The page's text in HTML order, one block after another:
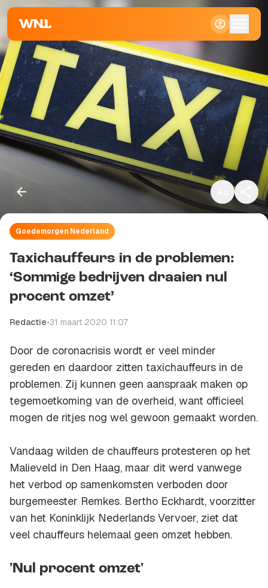
Klein
Standaard
Groot
Goedemorgen Nederland
Taxichauffeurs in de problemen:
‘Sommige bedrijven draaien nul
procent omzet’
Redactie•31 maart 2020 11:07
Door de coronacrisis wordt er veel minder
gereden en daardoor zitten taxichauffeurs in de
problemen. Zij kunnen geen aanspraak maken op
tegemoetkoming van de overheid, want officieel
mogen de ritjes nog wel gewoon gemaakt worden.
Vandaag wilden de chauffeurs protesteren op het
Malieveld in Den Haag, maar dit werd vanwege
het verbod op samenkomsten verboden door
burgemeester Remkes. Bertho Eckhardt, voorzitter
van het Koninklijk Nederlands Vervoer, ziet dat
veel chauffeurs helemaal geen omzet hebben.
'Nul procent omzet'